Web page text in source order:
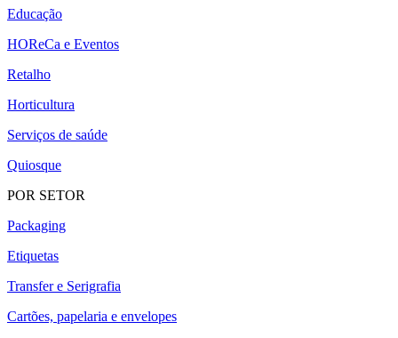
Educação
HOReCa e Eventos
Retalho
Horticultura
Serviços de saúde
Quiosque
POR SETOR
Packaging
Etiquetas
Transfer e Serigrafia
Cartões, papelaria e envelopes